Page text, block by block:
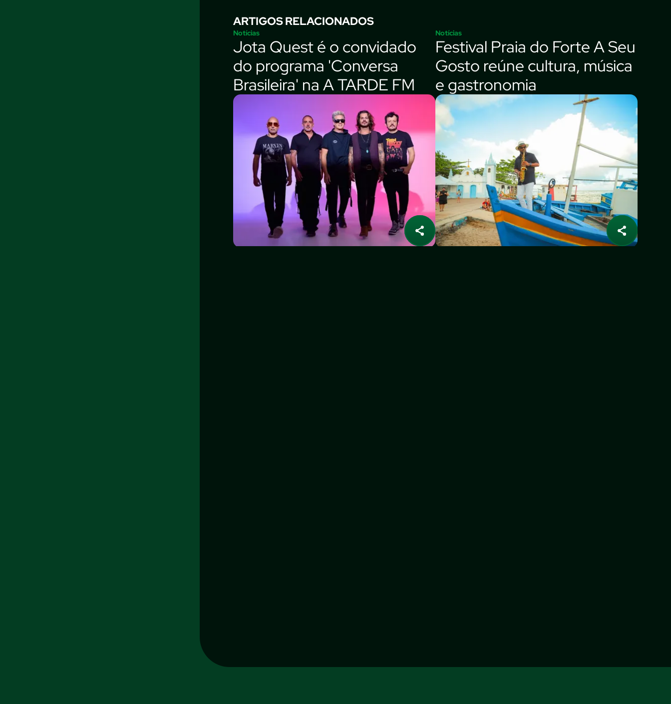
ARTIGOS RELACIONADOS
Notícias
Jota Quest é o convidado
do programa 'Conversa
Brasileira' na A TARDE FM
Notícias
Festival Praia do Forte A Seu
Gosto reúne cultura, música
e gastronomia